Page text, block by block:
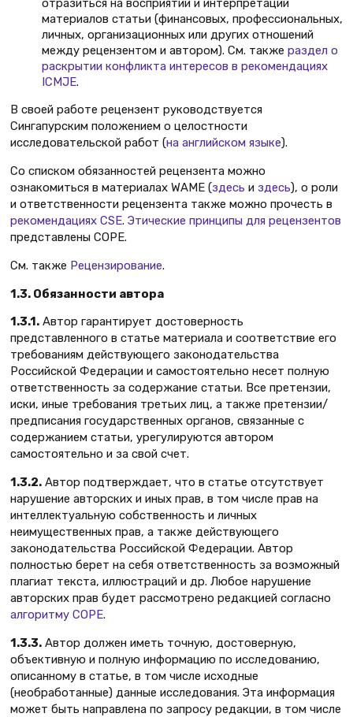
отразиться на восприятии и интерпретации
материалов статьи (финансовых, профессиональных,
личных, организационных или других отношений
между рецензентом и автором). См. также раздел о
раскрытии конфликта интересов в рекомендациях
ICMJE.
В своей работе рецензент руководствуется
Сингапурским положением о целостности
исследовательской работ (на английском языке).
Со списком обязанностей рецензента можно
ознакомиться в материалах WAME (здесь и здесь), о роли
и ответственности рецензента также можно прочесть в
рекомендациях CSE. Этические принципы для рецензентов
представлены COPE.
См. также Рецензирование.
1.3. Обязанности автора
1.3.1. Автор гарантирует достоверность
представленного в статье материала и соответствие его
требованиям действующего законодательства
Российской Федерации и самостоятельно несет полную
ответственность за содержание статьи. Все претензии,
иски, иные требования третьих лиц, а также претензии/
предписания государственных органов, связанные с
содержанием статьи, урегулируются автором
самостоятельно и за свой счет.
1.3.2. Автор подтверждает, что в статье отсутствует
нарушение авторских и иных прав, в том числе прав на
интеллектуальную собственность и личных
неимущественных прав, а также действующего
законодательства Российской Федерации. Автор
полностью берет на себя ответственность за возможный
плагиат текста, иллюстраций и др. Любое нарушение
авторских прав будет рассмотрено редакцией согласно
алгоритму COPE.
1.3.3. Автор должен иметь точную, достоверную,
объективную и полную информацию по исследованию,
описанному в статье, в том числе исходные
(необработанные) данные исследования. Эта информация
может быть направлена по запросу редакции, в том числе